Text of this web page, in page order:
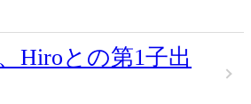
Hiroとの第1子出